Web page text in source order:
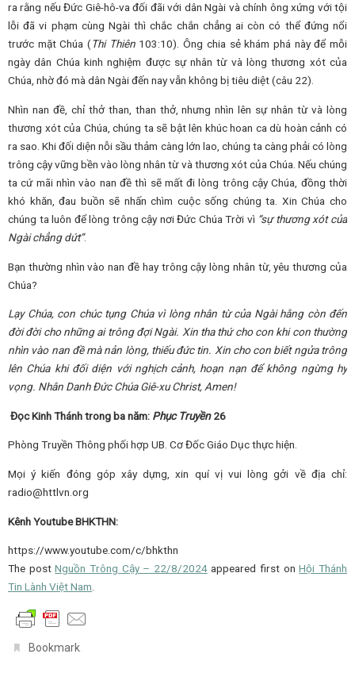
ra rằng nếu Đức Giê-hô-va đối đãi với dân Ngài và chính ông xứng với tội
lỗi đã vi phạm cùng Ngài thì chắc chắn chẳng ai còn có thể đứng nổi
trước mặt Chúa (Thi Thiên103:10). Ông chia sẻ khám phá này để mỗi
ngày dân Chúa kinh nghiệm được sự nhân từ và lòng thương xót của
Chúa, nhờ đó mà dân Ngài đến nay vẫn không bị tiêu diệt (câu 22).
Nhìn nan đề, chỉ thở than, than thở, nhưng nhìn lên sự nhân từ và lòng
thương xót của Chúa, chúng ta sẽ bật lên khúc hoan ca dù hoàn cảnh có
ra sao. Khi đối diện nỗi sầu thảm càng lớn lao, chúng ta càng phải có lòng
trông cậy vững bền vào lòng nhân từ và thương xót của Chúa. Nếu chúng
ta cứ mãi nhìn vào nan đề thì sẽ mất đi lòng trông cậy Chúa, đồng thời
khó khăn, đau buồn sẽ nhấn chìm cuộc sống chúng ta. Xin Chúa cho
chúng ta luôn để lòng trông cậy nơi Đức Chúa Trời vì “sự thương xót của
Ngài chẳng dứt”.
Bạn thường nhìn vào nan đề hay trông cậy lòng nhân từ, yêu thương của
Chúa?
Lạy Chúa, con chúc tụng Chúa vì lòng nhân từ của Ngài hằng còn đến
đời đời cho những ai trông đợi Ngài. Xin tha thứ cho con khi con thường
nhìn vào nan đề mà nản lòng, thiếu đức tin. Xin cho con biết ngửa trông
lên Chúa khi đối diện với nghịch cảnh, hoạn nạn để không ngừng hy
vọng. Nhân Danh Đức Chúa Giê-xu Christ, Amen!
Đọc Kinh Thánh trong ba năm: Phục Truyền26
Phòng Truyền Thông phối hợp UB. Cơ Đốc Giáo Dục thực hiện.
Mọi ý kiến đóng góp xây dựng, xin quí vị vui lòng gởi về địa chỉ:
radio@httlvn.org
Kênh Youtube BHKTHN:
https://www.youtube.com/c/bhkthn
The postNguồn Trông Cậy – 22/8/2024appeared first onHội Thánh
Tin Lành Việt Nam
Bookmark